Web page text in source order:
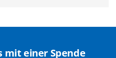
mit einer Spende